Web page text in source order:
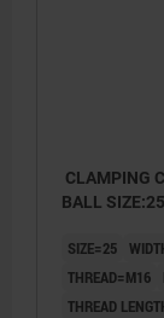
CLAMPING
BALL
SIZE=25
THREAD=M16
THREAD